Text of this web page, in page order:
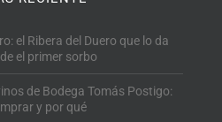
el Ribera del Duero que lo da
el primer sorbo
de Bodega Tomás Postigo:
y por qué